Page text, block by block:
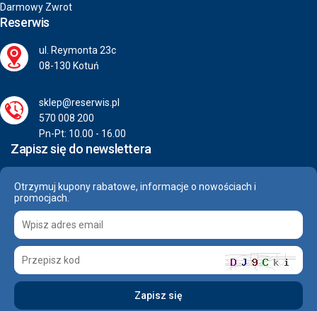
Darmowy Zwrot
Reserwis
ul. Reymonta 23c
08-130 Kotuń
sklep@reserwis.pl
570 008 200
Pn-Pt: 10.00 - 16.00
Zapisz się do newslettera
Otrzymuj kupony rabatowe, informacje o nowościach i
promocjach.